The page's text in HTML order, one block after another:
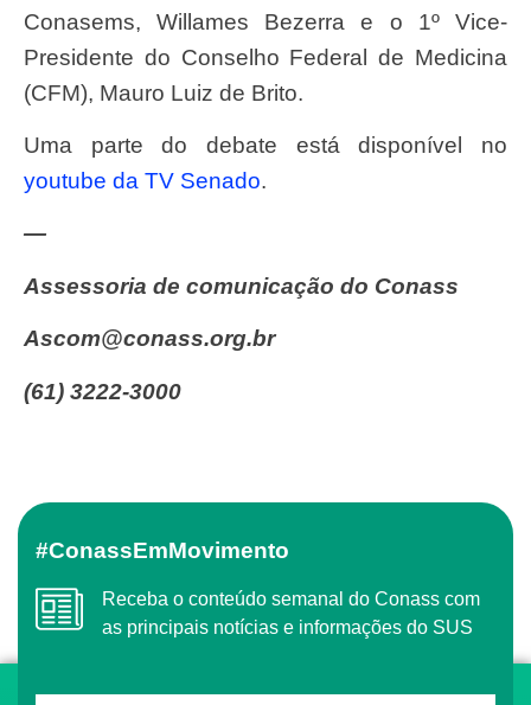
Conasems, Willames Bezerra e o 1º Vice-
Presidente do Conselho Federal de Medicina
(CFM), Mauro Luiz de Brito.
Uma parte do debate está disponível no
youtube da TV Senado.
—
Assessoria de comunicação do Conass
ascom@conass.org.br
(61) 3222-3000
#ConassEmMovimento
Receba o conteúdo semanal do Conass com
as principais notícias e informações do SUS